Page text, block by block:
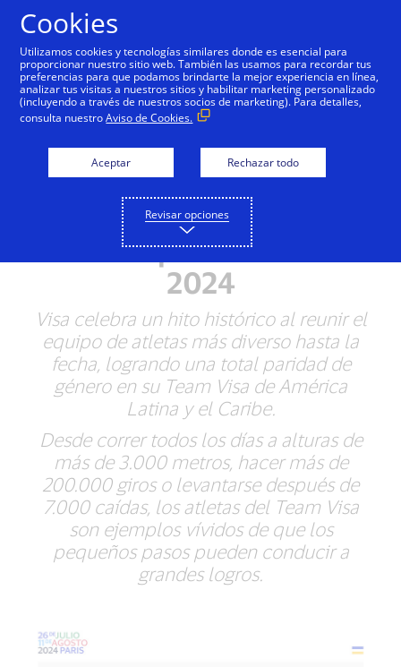
Visa impulsa la igualdad
de género en el deporte,
honrando el recorrido de
los atletas del Team Visa
de América Latina y el
Caribe que van a París
2024
Visa celebra un hito histórico al reunir el
equipo de atletas más diverso hasta la
fecha, logrando una total paridad de
género en su Team Visa de América
Latina y el Caribe.
Desde correr todos los días a alturas de
más de 3.000 metros, hacer más de
200.000 giros o levantarse después de
7.000 caídas, los atletas del Team Visa
son ejemplos vívidos de que los
pequeños pasos pueden conducir a
grandes logros.
Cookies
Utilizamos cookies y tecnologías similares donde es esencial para
proporcionar nuestro sitio web. También las usamos para recordar tus
preferencias para que podamos brindarte la mejor experiencia en línea,
analizar tus visitas a nuestros sitios y habilitar marketing personalizado
(incluyendo a través de nuestros socios de marketing). Para detalles,
consulta nuestroAviso de Cookies.
Aceptar Rechazar todo
Revisar opciones